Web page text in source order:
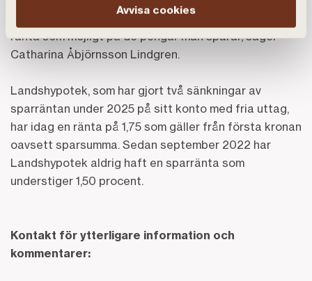
Avvisa cookies
privatekonomin. Samtidigt är det viktigt att få så bra
ränta som möjligt på de pengar man sparar, säger
Catharina Åbjörnsson Lindgren.
Landshypotek, som har gjort två sänkningar av
sparräntan under 2025 på sitt konto med fria uttag,
har idag en ränta på 1,75 som gäller från första kronan
oavsett sparsumma. Sedan september 2022 har
Landshypotek aldrig haft en sparränta som
understiger 1,50 procent.
Kontakt för ytterligare information och
kommentarer: